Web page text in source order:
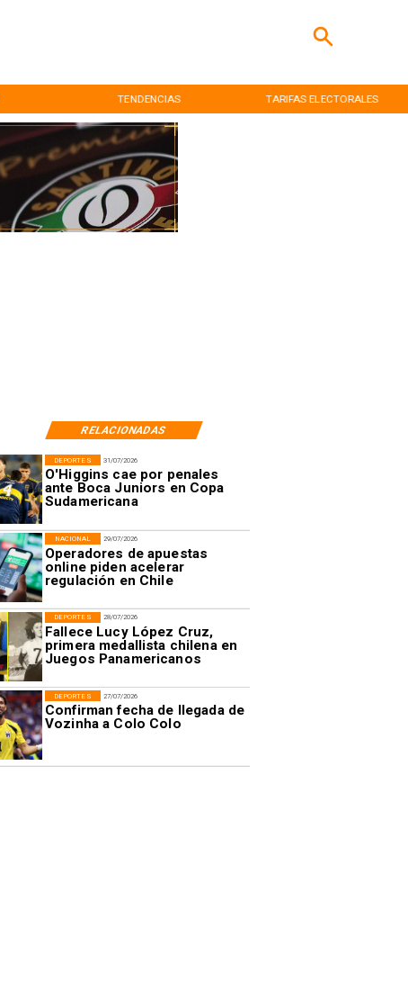
TENDENCIAS TARIFAS ELECTORALES
RELACIONADAS
31/07/2026
O'Higgins cae por penales
ante Boca Juniors en Copa
Sudamericana
DEPORTES
29/07/2026
Operadores de apuestas
online piden acelerar
regulación en Chile
NACIONAL
28/07/2026
Fallece Lucy López Cruz,
primera medallista chilena en
Juegos Panamericanos
DEPORTES
27/07/2026
Confirman fecha de llegada de
Vozinha a Colo Colo
DEPORTES